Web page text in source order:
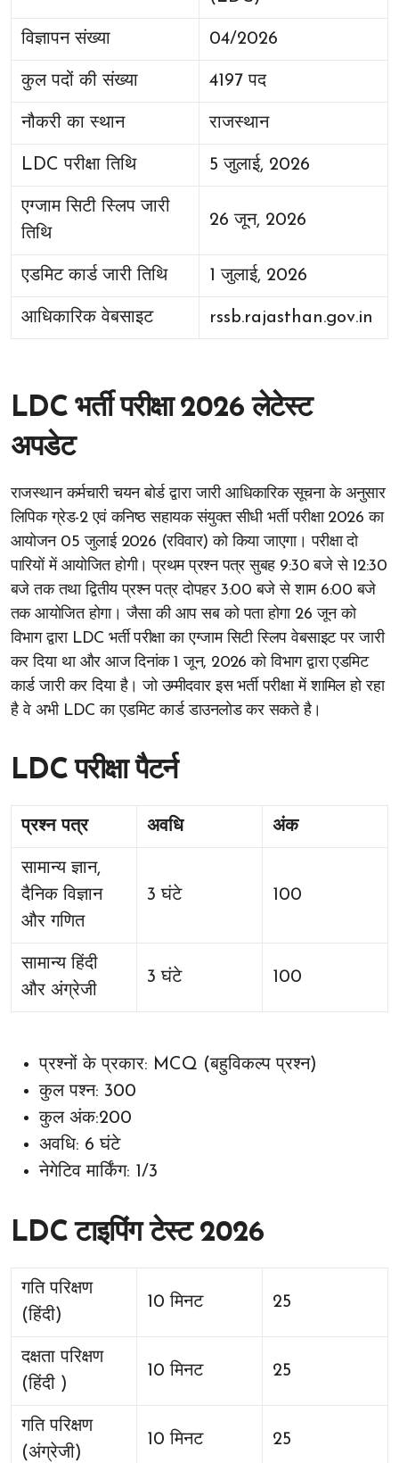
विज्ञापन संख्या 04/2026
कुल पदों की संख्या 4197 पद
नौकरी का स्थान राजस्थान
LDC परीक्षा तिथि 5 जुलाई, 2026
एग्जाम सिटी स्लिप जारी
तिथि
26 जून, 2026
एडमिट कार्ड जारी तिथि 1 जुलाई, 2026
आधिकारिक वेबसाइट rssb.rajasthan.gov.in
LDC भर्ती परीक्षा 2026 लेटेस्ट
अपडेट
राजस्थान कर्मचारी चयन बोर्ड द्वारा जारी आधिकारिक सूचना के अनुसार
लिपिक ग्रेड-2 एवं कनिष्ठ सहायक संयुक्त सीधी भर्ती परीक्षा 2026 का
आयोजन 05 जुलाई 2026 (रविवार) को किया जाएगा। परीक्षा दो
पारियों में आयोजित होगी। प्रथम प्रश्न पत्र सुबह 9:30 बजे से 12:30
बजे तक तथा द्वितीय प्रश्न पत्र दोपहर 3:00 बजे से शाम 6:00 बजे
तक आयोजित होगा। जैसा की आप सब को पता होगा 26 जून को
विभाग द्वारा LDC भर्ती परीक्षा का एग्जाम सिटी स्लिप वेबसाइट पर जारी
कर दिया था और आज दिनांक 1 जून, 2026 को विभाग द्वारा एडमिट
कार्ड जारी कर दिया है। जो उम्मीदवार इस भर्ती परीक्षा में शामिल हो रहा
है वे अभी LDC का एडमिट कार्ड डाउनलोड कर सकते है।
LDC परीक्षा पैटर्न
प्रश्न पत्र अवधि अंक
सामान्य ज्ञान,
दैनिक विज्ञान
और गणित
3 घंटे 100
सामान्य हिंदी
और अंग्रेजी
3 घंटे 100
प्रश्नों के प्रकार: MCQ (बहुविकल्प प्रश्न)
कुल पश्न: 300
कुल अंक:200
अवधि: 6 घंटे
नेगेटिव मार्किंग: 1/3
LDC टाइपिंग टेस्ट 2026
गति परिक्षण
(हिंदी)
10 मिनट 25
दक्षता परिक्षण
(हिंदी )
10 मिनट 25
गति परिक्षण
(अंग्रेजी)
10 मिनट 25